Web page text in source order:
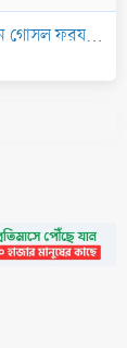
আর কখন হয় না?